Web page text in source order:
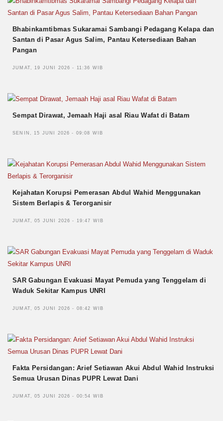
Bhabinkamtibmas Sukaramai Sambangi Pedagang Kelapa dan
Santan di Pasar Agus Salim, Pantau Ketersediaan Bahan
Pangan
JUMAT, 19 JUNI 2026 - 11:36 WIB
Sempat Dirawat, Jemaah Haji asal Riau Wafat di Batam
SENIN, 15 JUNI 2026 - 09:08 WIB
Kejahatan Korupsi Pemerasan Abdul Wahid Menggunakan
Sistem Berlapis & Terorganisir
JUMAT, 05 JUNI 2026 - 19:47 WIB
SAR Gabungan Evakuasi Mayat Pemuda yang Tenggelam di
Waduk Sekitar Kampus UNRI
JUMAT, 05 JUNI 2026 - 08:42 WIB
Fakta Persidangan: Arief Setiawan Akui Abdul Wahid Instruksi
Semua Urusan Dinas PUPR Lewat Dani
JUMAT, 05 JUNI 2026 - 00:54 WIB